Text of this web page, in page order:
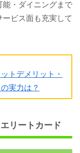
能・ダイニングまで
ビス面も充実して
トデメリット・
実力は？
リートカード